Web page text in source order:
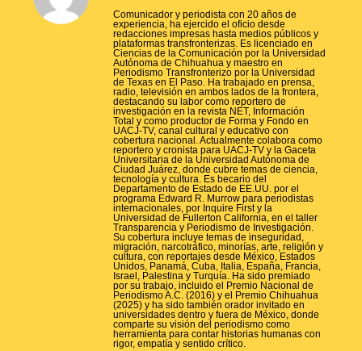
Comunicador y periodista con 20 años de
experiencia, ha ejercido el oficio desde
redacciones impresas hasta medios públicos y
plataformas transfronterizas. Es licenciado en
Ciencias de la Comunicación por la Universidad
Autónoma de Chihuahua y maestro en
Periodismo Transfronterizo por la Universidad
de Texas en El Paso. Ha trabajado en prensa,
radio, televisión en ambos lados de la frontera,
destacando su labor como reportero de
investigación en la revista NET, Información
Total y como productor de Forma y Fondo en
UACJ-TV, canal cultural y educativo con
cobertura nacional. Actualmente colabora como
reportero y cronista para UACJ-TV y la Gaceta
Universitaria de la Universidad Autónoma de
Ciudad Juárez, donde cubre temas de ciencia,
tecnología y cultura. Es becario del
Departamento de Estado de EE.UU. por el
programa Edward R. Murrow para periodistas
internacionales, por Inquire First y la
Universidad de Fullerton California, en el taller
Transparencia y Periodismo de Investigación.
Su cobertura incluye temas de inseguridad,
migración, narcotráfico, minorías, arte, religión y
cultura, con reportajes desde México, Estados
Unidos, Panamá, Cuba, Italia, España, Francia,
Israel, Palestina y Turquía. Ha sido premiado
por su trabajo, incluido el Premio Nacional de
Periodismo A.C. (2016) y el Premio Chihuahua
(2025) y ha sido también orador invitado en
universidades dentro y fuera de México, donde
comparte su visión del periodismo como
herramienta para contar historias humanas con
rigor, empatía y sentido crítico.